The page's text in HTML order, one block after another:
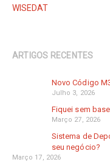
WISEDAT
ARTIGOS RECENTES
Novo Código
Julho 3, 2026
Fiquei sem
Março 27, 2026
Sistema de
seu negócio?
Março 17, 2026